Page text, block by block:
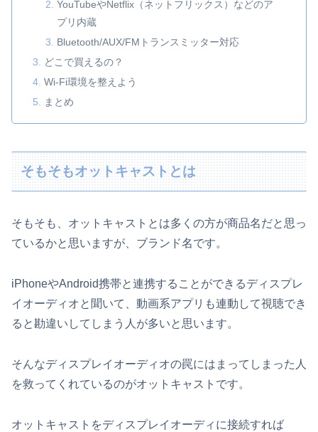
YouTubeやNetflix（ネットフリックス）などのア
プリ内蔵
Bluetooth/AUX/FMトランスミッター対応
どこで買えるの？
Wi-Fi環境を整えよう
まとめ
そもそもオットキャストとは
そもそも、オットキャストとは多くの方が商品名だと思っ
ているかと思いますが、ブランド名です。
iPhoneやAndroid携帯と連携することができるディスプレ
イオーディオと聞いて、動画系アプリも連動して視聴でき
ると勘違いしてしまう人が多いと思います。
そんなディスプレイオーディオの罠にはまってしまった人
を救ってくれているのがオットキャストです。
オットキャストをディスプレイオーディに接続すれば